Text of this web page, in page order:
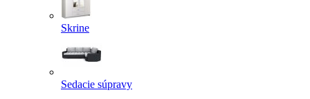
Skrine
Sedacie súpravy